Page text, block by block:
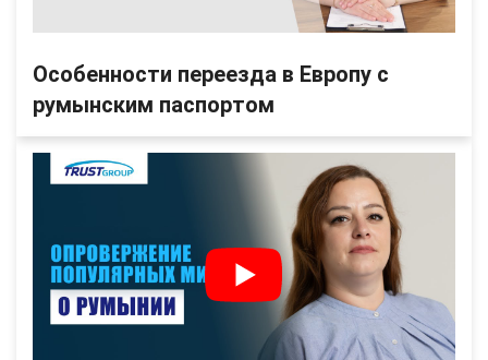
Особенности переезда в Европу с
румынским паспортом